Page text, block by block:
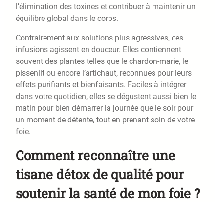
l’élimination des toxines et contribuer à maintenir un
équilibre global dans le corps.
Contrairement aux solutions plus agressives, ces
infusions agissent en douceur. Elles contiennent
souvent des plantes telles que le chardon-marie, le
pissenlit ou encore l’artichaut, reconnues pour leurs
effets purifiants et bienfaisants. Faciles à intégrer
dans votre quotidien, elles se dégustent aussi bien le
matin pour bien démarrer la journée que le soir pour
un moment de détente, tout en prenant soin de votre
foie.
Comment reconnaître une
tisane détox de qualité pour
soutenir la santé de mon foie ?